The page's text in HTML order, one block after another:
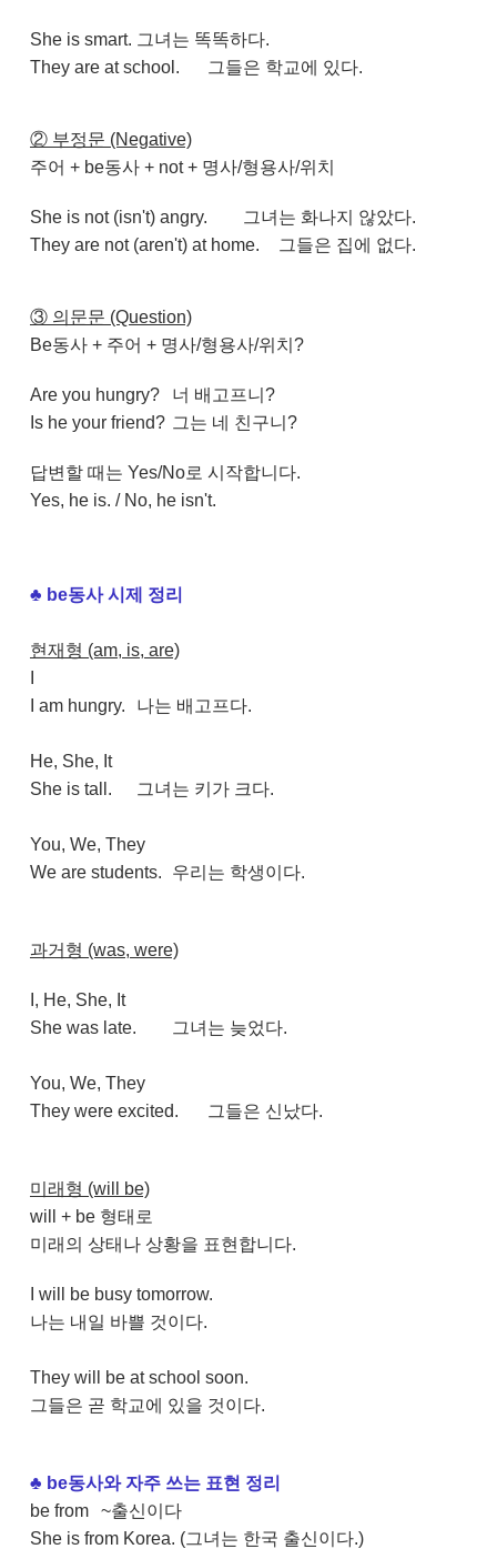
She is smart. 그녀는 똑똑하다.
They are at school.
그들은 학교에 있다.
② 부정문 (Negative)
주어 + be동사 + not + 명사/형용사/위치
She is not (isn't) angry.
그녀는 화나지 않았다.
They are not (aren't) at home.
그들은 집에 없다.
③ 의문문 (Question)
Be동사 + 주어 + 명사/형용사/위치?
Are you hungry?
너 배고프니?
Is he your friend? 그는 네 친구니?
답변할 때는 Yes/No로 시작합니다.
Yes, he is. / No, he isn't.
♣ be동사 시제 정리
현재형 (am, is, are)
I am hungry.
나는 배고프다.
He, She, It
She is tall.
그녀는 키가 크다.
You, We, They
We are students.
우리는 학생이다.
과거형 (was, were)
I, He, She, It
She was late.
그녀는 늦었다.
You, We, They
They were excited.
그들은 신났다.
미래형 (will be)
will + be 형태로
미래의 상태나 상황을 표현합니다.
I will be busy tomorrow.
나는 내일 바쁠 것이다.
They will be at school soon.
그들은 곧 학교에 있을 것이다.
♣ be동사와 자주 쓰는 표현 정리
be from
~출신이다
She is from Korea. (그녀는 한국 출신이다.)